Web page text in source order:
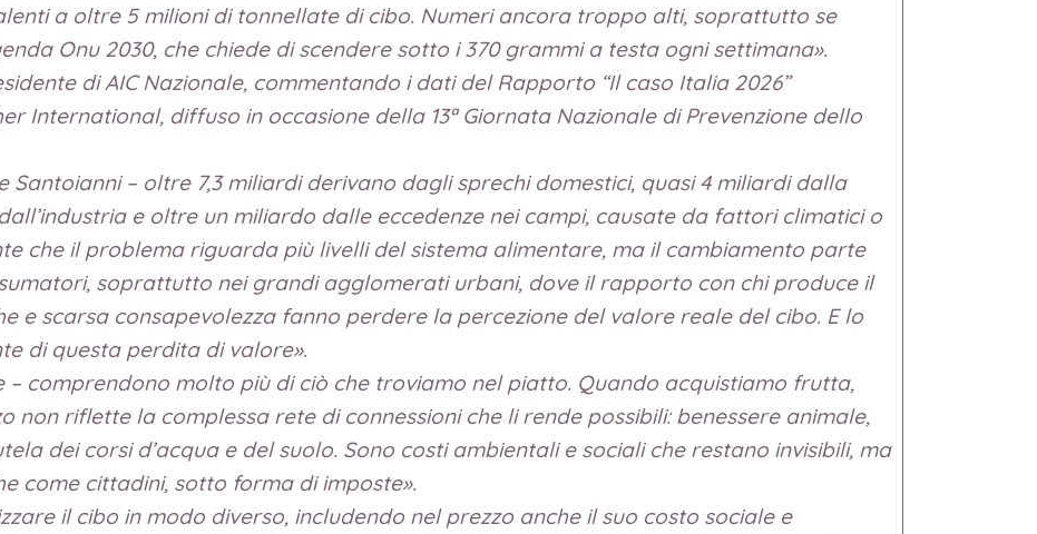
a oltre 5 milioni di tonnellate di cibo. Numeri ancora troppo alti, soprattutto se
Onu 2030, che chiede di scendere sotto i 370 grammi a testa ogni settimana».
di AIC Nazionale, commentando i dati del Rapporto “Il caso Italia 2026”
International, diffuso in occasione della 13ª Giornata Nazionale di Prevenzione dello
Santoianni – oltre 7,3 miliardi derivano dagli sprechi domestici, quasi 4 miliardi dalla
e oltre un miliardo dalle eccedenze nei campi, causate da fattori climatici o
che il problema riguarda più livelli del sistema alimentare, ma il cambiamento parte
soprattutto nei grandi agglomerati urbani, dove il rapporto con chi produce il
e scarsa consapevolezza fanno perdere la percezione del valore reale del cibo. E lo
di questa perdita di valore».
– comprendono molto più di ciò che troviamo nel piatto. Quando acquistiamo frutta,
non riflette la complessa rete di connessioni che li rende possibili: benessere animale,
dei corsi d’acqua e del suolo. Sono costi ambientali e sociali che restano invisibili, ma
come cittadini, sotto forma di imposte».
il cibo in modo diverso, includendo nel prezzo anche il suo costo sociale e